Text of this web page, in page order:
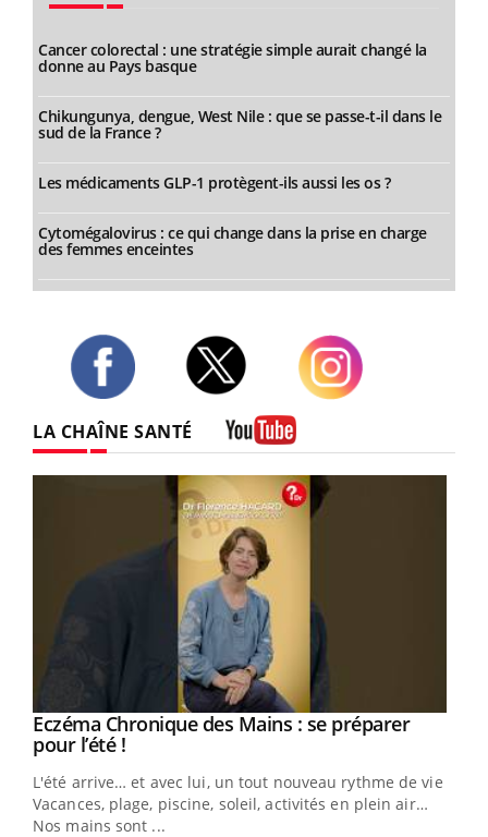
Cancer colorectal : une stratégie simple aurait changé la
donne au Pays basque
Chikungunya, dengue, West Nile : que se passe-t-il dans le
sud de la France ?
Les médicaments GLP-1 protègent-ils aussi les os ?
Cytomégalovirus : ce qui change dans la prise en charge
des femmes enceintes
LA CHAÎNE SANTÉ
Youtube
Eczéma Chronique des Mains : se préparer
pour l’été !Youtube
L'été arrive… et avec lui, un tout nouveau rythme de vie !
Vacances, plage, piscine, soleil, activités en plein air…
Nos mains sont ...